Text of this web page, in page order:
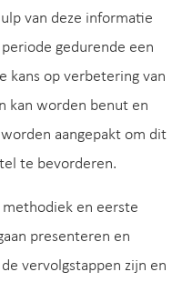
van deze informatie
gedurende een
kans op verbetering van
kan worden benut en
aangepakt om dit
te bevorderen.
en eerste
presenteren en
vervolgstappen zijn en